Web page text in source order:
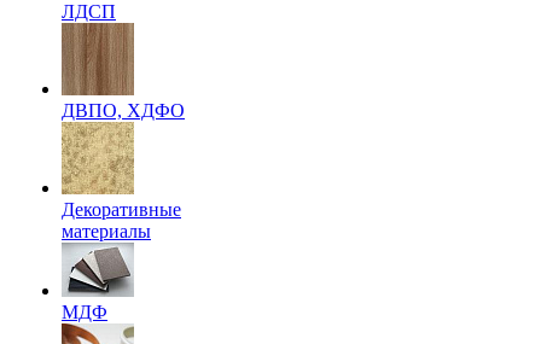
ЛДСП
ДВПО, ХДФО
Декоративные
материалы
МДФ